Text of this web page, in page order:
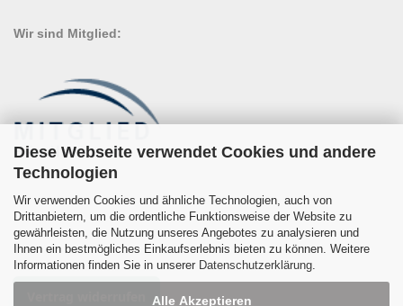
Diese Webseite verwendet Cookies und andere
Technologien
Wir verwenden Cookies und ähnliche Technologien, auch von
Drittanbietern, um die ordentliche Funktionsweise der Website zu
gewährleisten, die Nutzung unseres Angebotes zu analysieren und
Ihnen ein bestmögliches Einkaufserlebnis bieten zu können. Weitere
Informationen finden Sie in unserer Datenschutzerklärung.
Alle Akzeptieren
Wir sind Mitglied: